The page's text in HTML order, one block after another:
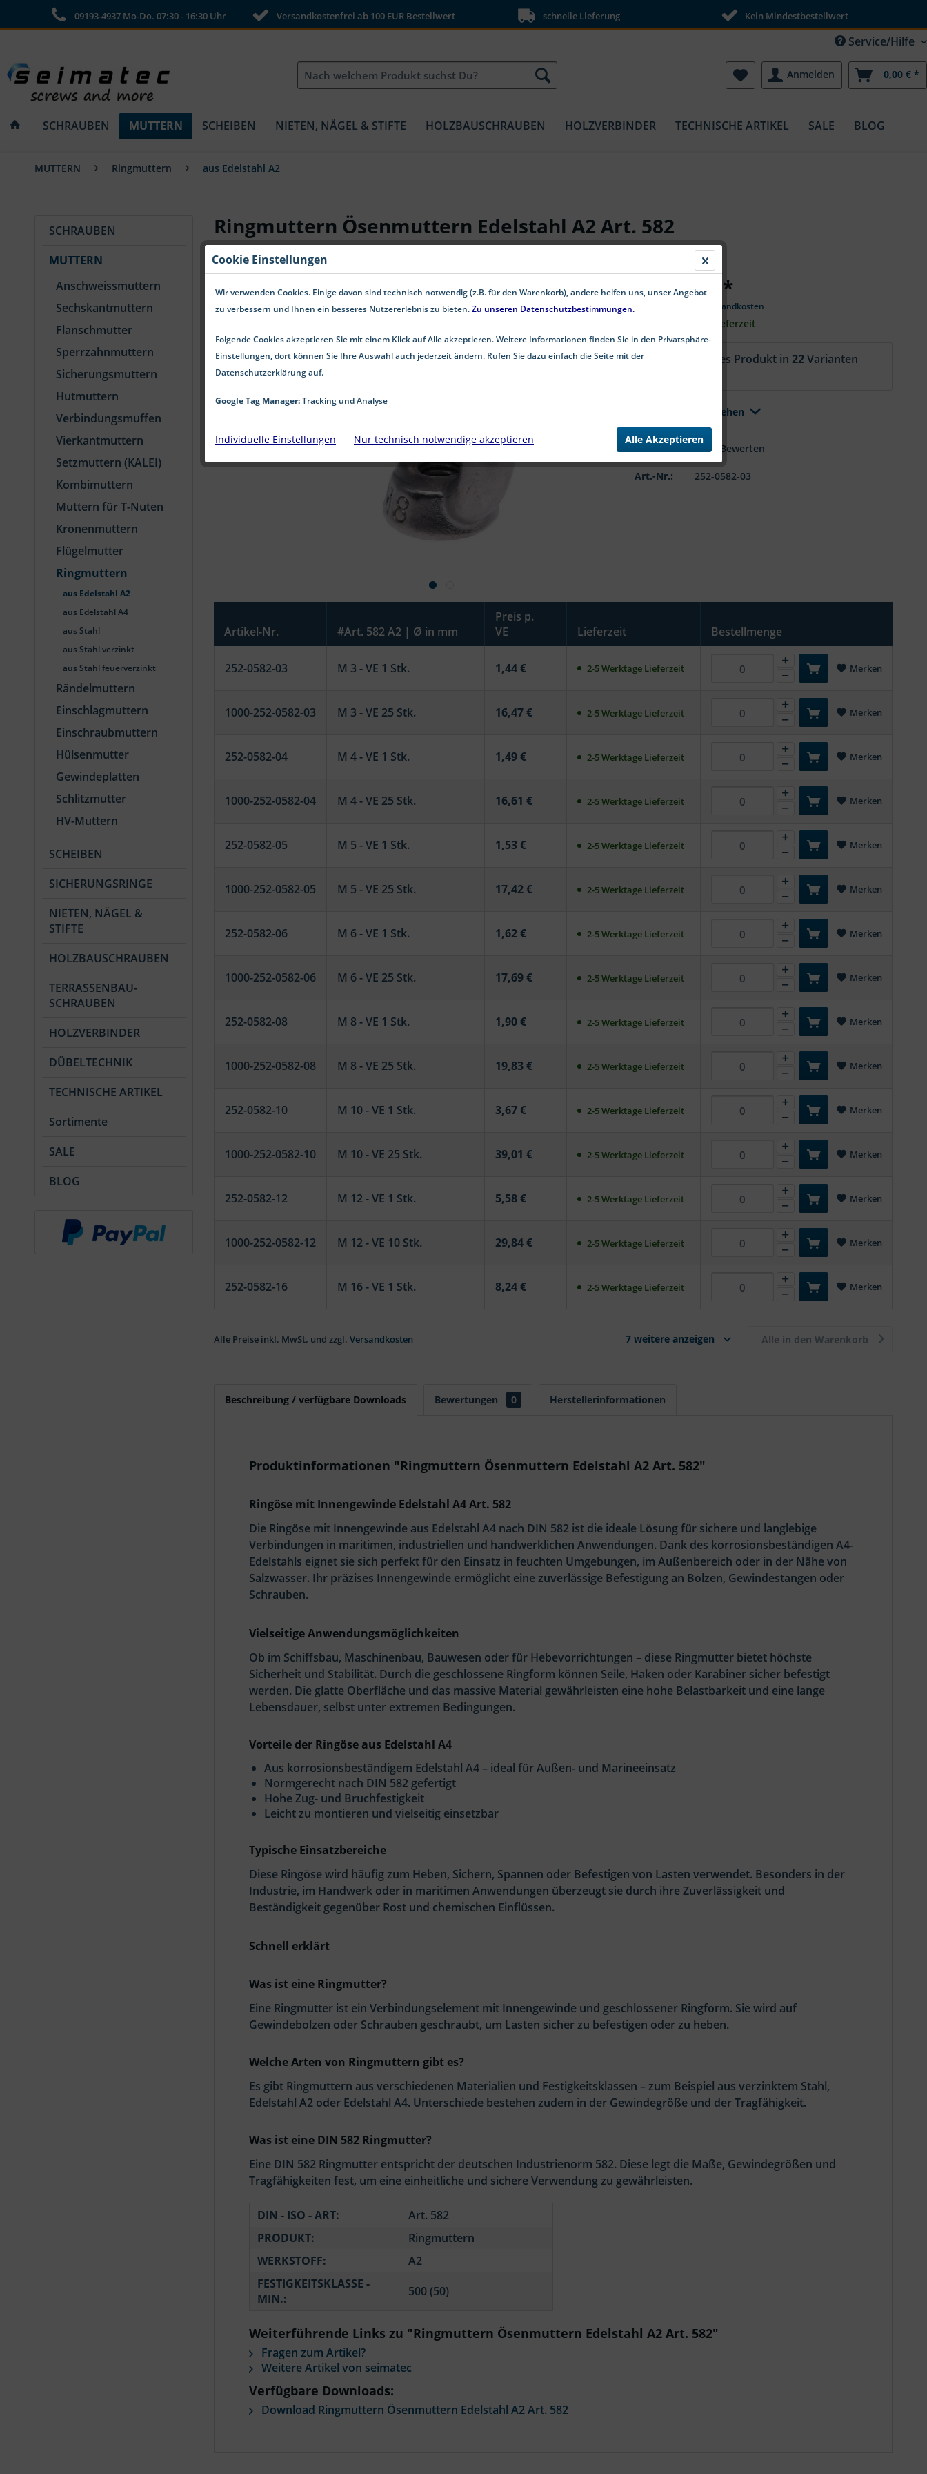
09193-4937 Mo-Do. 07:30 - 16:30 Uhr Versandkostenfrei ab 100 EUR Bestellwert schnelle Lieferung Kein Mindestbestellwert
Service/Hilfe
Anmelden 0,00 € *
SCHRAUBEN MUTTERN SCHEIBEN NIETEN, NÄGEL & STIFTE HOLZBAUSCHRAUBEN HOLZVERBINDER TECHNISCHE ARTIKEL SALE BLOG
MUTTERN Ringmuttern aus Edelstahl A2
SCHRAUBEN
MUTTERN
Anschweissmuttern
Sechskantmuttern
Flanschmutter
Sperrzahnmuttern
Sicherungsmuttern
Hutmuttern
Verbindungsmuffen
Vierkantmuttern
Setzmuttern (KALEI)
Kombimuttern
Muttern für T-Nuten
Kronenmuttern
Flügelmutter
Ringmuttern
aus Edelstahl A2
aus Edelstahl A4
aus Stahl
aus Stahl verzinkt
aus Stahl feuerverzinkt
Rändelmuttern
Einschlagmuttern
Einschraubmuttern
Hülsenmutter
Gewindeplatten
Schlitzmutter
HV-Muttern
SCHEIBEN
SICHERUNGSRINGE
NIETEN, NÄGEL &
STIFTE
HOLZBAUSCHRAUBEN
TERRASSENBAU-
SCHRAUBEN
HOLZVERBINDER
DÜBELTECHNIK
TECHNISCHE ARTIKEL
Sortimente
SALE
BLOG
Ringmuttern Ösenmuttern Edelstahl A2 Art. 582
ab 1,44 € *
zzgl. Versandkosten
2-5 Werktage Lieferzeit
Aktuell ist dieses Produkt in22Varianten
Alle Varianten ansehen
Merken Bewerten
Art.-Nr.: 252-0582-03
Artikel-Nr. #Art. 582 A2 | Ø in mm
Preis p.
VE
Lieferzeit Bestellmenge
252-0582-03 M 3 - VE 1 Stk. 1,44 € 2-5 Werktage Lieferzeit Merken
1000-252-0582-03 M 3 - VE 25 Stk. 16,47 € 2-5 Werktage Lieferzeit Merken
252-0582-04 M 4 - VE 1 Stk. 1,49 € 2-5 Werktage Lieferzeit Merken
1000-252-0582-04 M 4 - VE 25 Stk. 16,61 € 2-5 Werktage Lieferzeit Merken
252-0582-05 M 5 - VE 1 Stk. 1,53 € 2-5 Werktage Lieferzeit Merken
1000-252-0582-05 M 5 - VE 25 Stk. 17,42 € 2-5 Werktage Lieferzeit Merken
252-0582-06 M 6 - VE 1 Stk. 1,62 € 2-5 Werktage Lieferzeit Merken
1000-252-0582-06 M 6 - VE 25 Stk. 17,69 € 2-5 Werktage Lieferzeit Merken
252-0582-08 M 8 - VE 1 Stk. 1,90 € 2-5 Werktage Lieferzeit Merken
1000-252-0582-08 M 8 - VE 25 Stk. 19,83 € 2-5 Werktage Lieferzeit Merken
252-0582-10 M 10 - VE 1 Stk. 3,67 € 2-5 Werktage Lieferzeit Merken
1000-252-0582-10 M 10 - VE 25 Stk. 39,01 € 2-5 Werktage Lieferzeit Merken
252-0582-12 M 12 - VE 1 Stk. 5,58 € 2-5 Werktage Lieferzeit Merken
1000-252-0582-12 M 12 - VE 10 Stk. 29,84 € 2-5 Werktage Lieferzeit Merken
252-0582-16 M 16 - VE 1 Stk. 8,24 € 2-5 Werktage Lieferzeit Merken
Alle Preise inkl. MwSt. und zzgl. Versandkosten 7 weitere anzeigen Alle in den Warenkorb
Beschreibung / verfügbare Downloads Bewertungen 0 Herstellerinformationen
Produktinformationen "Ringmuttern Ösenmuttern Edelstahl A2 Art. 582"
Ringöse mit Innengewinde Edelstahl A4 Art. 582
Die Ringöse mit Innengewinde aus Edelstahl A4 nach DIN 582 ist die ideale Lösung für sichere und langlebige
Verbindungen in maritimen, industriellen und handwerklichen Anwendungen. Dank des korrosionsbeständigen A4-
Edelstahls eignet sie sich perfekt für den Einsatz in feuchten Umgebungen, im Außenbereich oder in der Nähe von
Salzwasser. Ihr präzises Innengewinde ermöglicht eine zuverlässige Befestigung an Bolzen, Gewindestangen oder
Schrauben.
Vielseitige Anwendungsmöglichkeiten
Ob im Schiffsbau, Maschinenbau, Bauwesen oder für Hebevorrichtungen – diese Ringmutter bietet höchste
Sicherheit und Stabilität. Durch die geschlossene Ringform können Seile, Haken oder Karabiner sicher befestigt
werden. Die glatte Oberfläche und das massive Material gewährleisten eine hohe Belastbarkeit und eine lange
Lebensdauer, selbst unter extremen Bedingungen.
Vorteile der Ringöse aus Edelstahl A4
Aus korrosionsbeständigem Edelstahl A4 – ideal für Außen- und Marineeinsatz
Normgerecht nach DIN 582 gefertigt
Hohe Zug- und Bruchfestigkeit
Leicht zu montieren und vielseitig einsetzbar
Typische Einsatzbereiche
Diese Ringöse wird häufig zum Heben, Sichern, Spannen oder Befestigen von Lasten verwendet. Besonders in der
Industrie, im Handwerk oder in maritimen Anwendungen überzeugt sie durch ihre Zuverlässigkeit und
Beständigkeit gegenüber Rost und chemischen Einflüssen.
Schnell erklärt
Was ist eine Ringmutter?
Eine Ringmutter ist ein Verbindungselement mit Innengewinde und geschlossener Ringform. Sie wird auf
Gewindebolzen oder Schrauben geschraubt, um Lasten sicher zu befestigen oder zu heben.
Welche Arten von Ringmuttern gibt es?
Es gibt Ringmuttern aus verschiedenen Materialien und Festigkeitsklassen – zum Beispiel aus verzinktem Stahl,
Edelstahl A2 oder Edelstahl A4. Unterschiede bestehen zudem in der Gewindegröße und der Tragfähigkeit.
Was ist eine DIN 582 Ringmutter?
Eine DIN 582 Ringmutter entspricht der deutschen Industrienorm 582. Diese legt die Maße, Gewindegrößen und
Tragfähigkeiten fest, um eine einheitliche und sichere Verwendung zu gewährleisten.
DIN - ISO - ART:
Art. 582
PRODUKT:
Ringmuttern
WERKSTOFF:
A2
FESTIGKEITSKLASSE -
MIN.:
500 (50)
Weiterführende Links zu "Ringmuttern Ösenmuttern Edelstahl A2 Art. 582"
Fragen zum Artikel?
Weitere Artikel von seimatec
Verfügbare Downloads:
Download Ringmuttern Ösenmuttern Edelstahl A2 Art. 582
Cookie Einstellungen
Wir verwenden Cookies. Einige davon sind technisch notwendig (z.B. für den Warenkorb), andere helfen uns, unser Angebot
zu verbessern und Ihnen ein besseres Nutzererlebnis zu bieten.Zu unseren Datenschutzbestimmungen.
Folgende Cookies akzeptieren Sie mit einem Klick auf Alle akzeptieren. Weitere Informationen finden Sie in den Privatsphäre-
Einstellungen, dort können Sie Ihre Auswahl auch jederzeit ändern. Rufen Sie dazu einfach die Seite mit der
Datenschutzerklärung auf.
Google Tag Manager:Tracking und Analyse
Individuelle Einstellungen Nur technisch notwendige akzeptieren Alle Akzeptieren